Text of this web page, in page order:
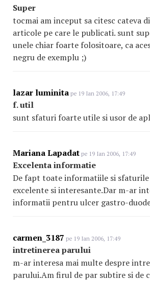
Super
tocmai am inceput sa citesc cateva
articole pe care le publicati. sunt
unele chiar foarte folositoare, ca
negru de exemplu ;)
lazar luminita pe 19 Ian 2006, 17:49
f. util
sunt sfaturi foarte utile si usor de
Mariana Lapadat pe 19 Ian 2006, 17:49
Excelenta informatie
De fapt toate informatiile si sfaturile
excelente si interesante.Dar m-ar
informatii pentru ulcer gastro-
carmen_3187 pe 19 Ian 2006, 17:49
intretinerea parului
m-ar interesa mai multe despre
parului.Am firul de par subtire si de